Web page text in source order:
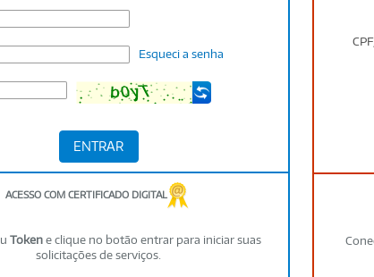
Esqueci a senha
ACESSO COM CERTIFICADO DIGITAL
Tokene clique no botão entrar para iniciar suas
solicitações de serviços.